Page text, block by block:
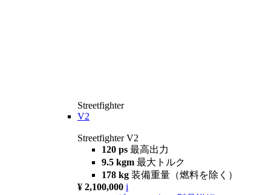
Streetfighter
V2
Streetfighter V2
120 ps 最高出力
9.5 kgm 最大トルク
178 kg 装備重量（燃料を除く）
¥ 2,100,000 i